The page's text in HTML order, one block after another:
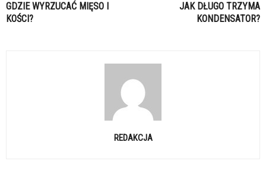
GDZIE WYRZUCAĆ MIĘSO I
KOŚCI?
JAK DŁUGO TRZYMA
KONDENSATOR?
REDAKCJA